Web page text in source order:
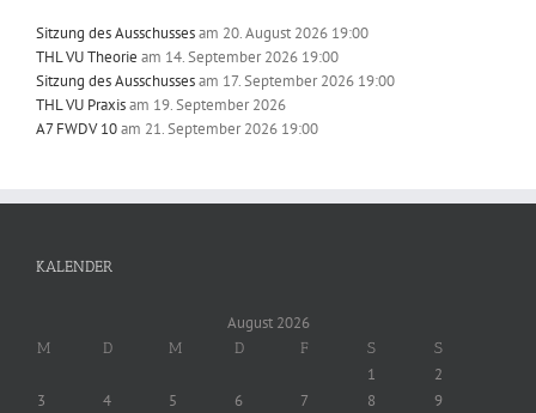
Sitzung des Ausschussesam 20. August 2026 19:00
THL VU Theorie am 14. September 2026 19:00
Sitzung des Ausschussesam 17. September 2026 19:00
THL VU Praxisam 19. September 2026
A7 FWDV 10am 21. September 2026 19:00
KALENDER
August 2026
M D M D F S S
1
2
3
4 5 6 7 8
9